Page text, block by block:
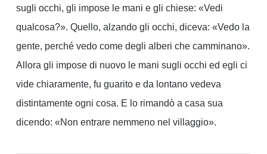
sugli occhi, gli impose le mani e gli chiese: «Vedi
qualcosa?». Quello, alzando gli occhi, diceva: «Vedo la
gente, perché vedo come degli alberi che camminano».
Allora gli impose di nuovo le mani sugli occhi ed egli ci
vide chiaramente, fu guarito e da lontano vedeva
distintamente ogni cosa. E lo rimandò a casa sua
dicendo: «Non entrare nemmeno nel villaggio».